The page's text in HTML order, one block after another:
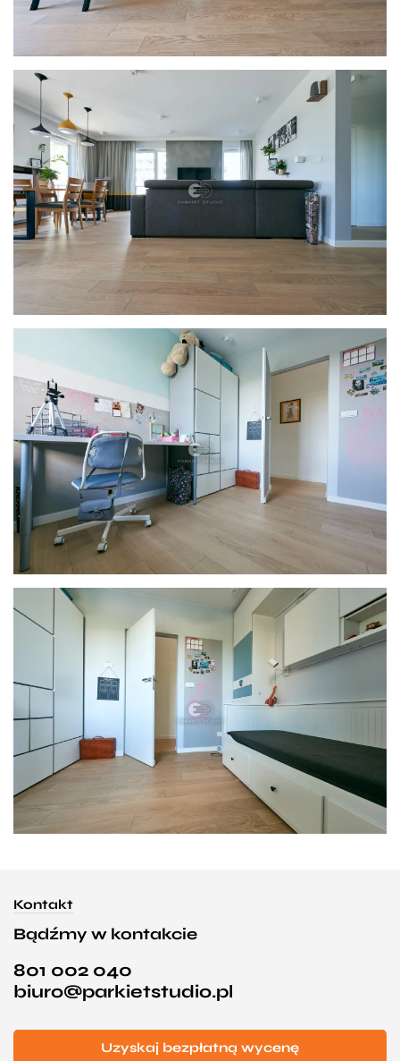
Kontakt
Bądźmy w kontakcie
801 002 040
biuro@parkietstudio.pl
Uzyskaj bezpłatną wycenę